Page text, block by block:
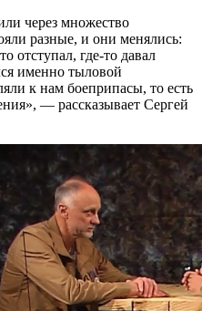
через множество
разные, и они менялись:
отступал, где-то давал
именно тыловой
к нам боеприпасы, то есть
— рассказывает Сергей